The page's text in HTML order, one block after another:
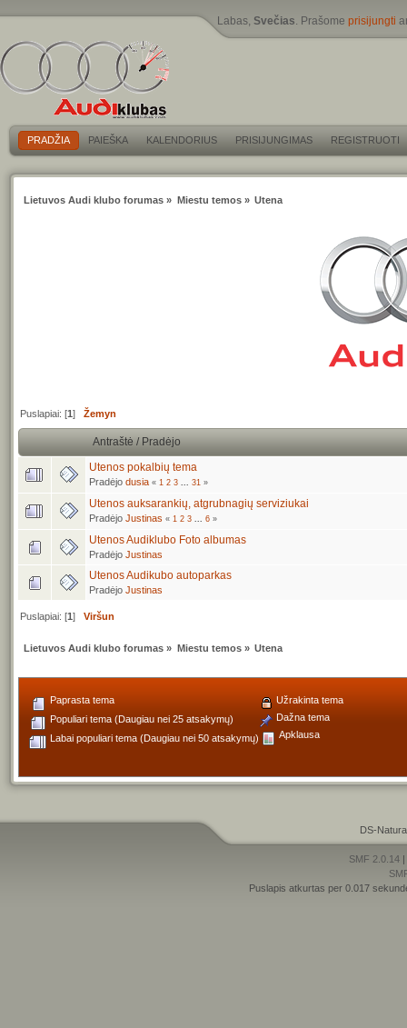
Labas, Svečias. Prašome prisijungti
PRADŽIA PAIEŠKA KALENDORIUS PRISIJUNGIMAS REGISTRUOTI
Lietuvos Audi klubo forumas » Miestu temos» Utena
Puslapiai: [1]Žemyn
Antraštė / Pradėjo
Utenos pokalbių tema
Pradėjo dusia « 1 2 3 31 »
Utenos auksarankių, atgrubnagių serviziukai
Pradėjo Justinas « 1 2 3 6 »
Utenos Audiklubo Foto albumas
Pradėjo Justinas
Utenos Audikubo autoparkas
Pradėjo Justinas
Puslapiai: [1]Viršun
Lietuvos Audi klubo forumas » Miestu temos» Utena
Paprasta tema
Populiari tema (Daugiau nei 25 atsakymų)
Labai populiari tema (Daugiau nei 50 atsakymų)
Užrakinta tema
Dažna tema
Apklausa
DS-
SMF 2.0.14|
Puslapis atkurtas per 0.017